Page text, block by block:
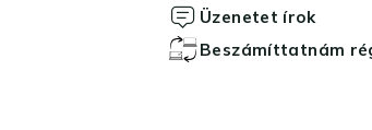
Üzenetet írok
Beszámíttatnám